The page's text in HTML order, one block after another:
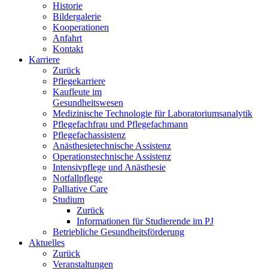
Historie
Bildergalerie
Kooperationen
Anfahrt
Kontakt
Karriere
Zurück
Pflegekarriere
Kaufleute im
Gesundheitswesen
Medizinische Technologie für Laboratoriumsanalytik
Pflegefachfrau und Pflegefachmann
Pflegefachassistenz
Anästhesietechnische Assistenz
Operationstechnische Assistenz
Intensivpflege und Anästhesie
Notfallpflege
Palliative Care
Studium
Zurück
Informationen für Studierende im PJ
Betriebliche Gesundheitsförderung
Aktuelles
Zurück
Veranstaltungen